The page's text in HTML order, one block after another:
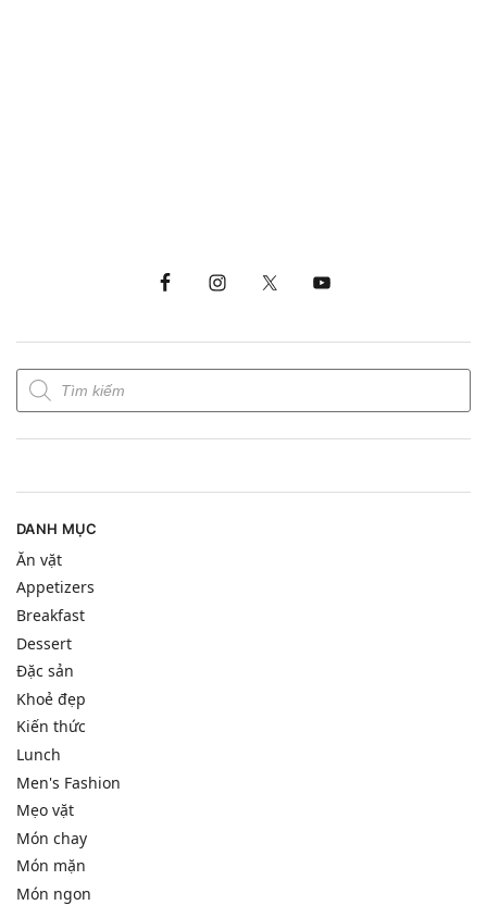
DANH MỤC
Ăn vặt
Appetizers
Breakfast
Dessert
Đặc sản
Khoẻ đẹp
Kiến thức
Lunch
Men's Fashion
Mẹo vặt
Món chay
Món mặn
Món ngon